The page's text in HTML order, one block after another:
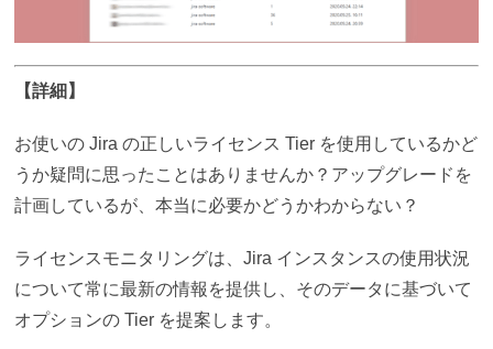
【詳細】
お使いの Jira の正しいライセンス Tier を使用しているかど
うか疑問に思ったことはありませんか？アップグレードを
計画しているが、本当に必要かどうかわからない？
ライセンスモニタリングは、Jira インスタンスの使用状況
について常に最新の情報を提供し、そのデータに基づいて
オプションの Tier を提案します。